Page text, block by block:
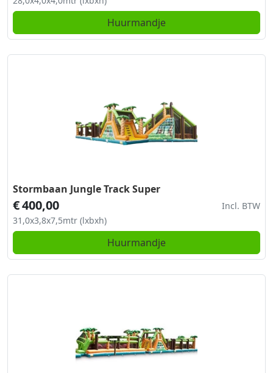
Huurmandje
Stormbaan Jungle Track Super
€400,00
Incl. BTW
31,0x3,8x7,5mtr (lxbxh)
Huurmandje